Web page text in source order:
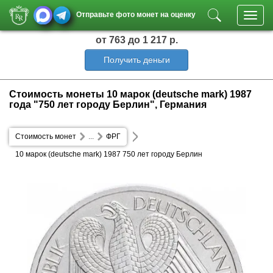
Отправьте фото монет на оценку
от 763 до 1 217 р.
Получить деньги
Стоимость монеты 10 марок (deutsche mark) 1987
года "750 лет городу Берлин", Германия
Стоимость монет ФРГ
...
10 марок (deutsche mark) 1987 750 лет городу Берлин